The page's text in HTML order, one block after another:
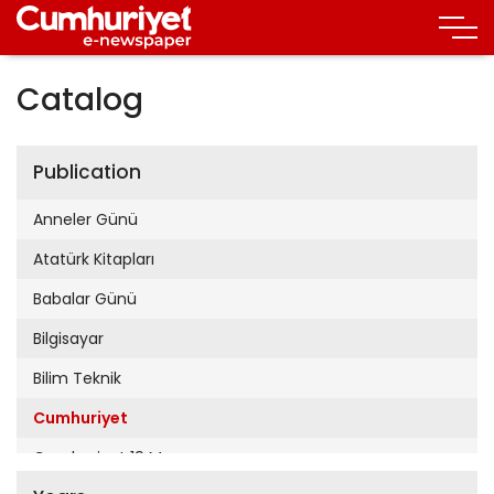
Catalog
Publication
Anneler Günü
Atatürk Kitapları
Babalar Günü
Bilgisayar
Bilim Teknik
Cumhuriyet
Cumhuriyet 19 Mayıs